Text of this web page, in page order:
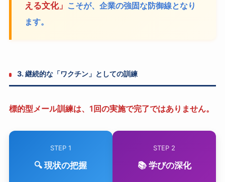
える文化」 こそが、企業の強固な防御線となり
ます。
3. 継続的な「ワクチン」としての訓練
標的型メール訓練は、1回の実施で完了ではありません。
STEP 1
🔍 現状の把握
STEP 2
📚 学びの深化